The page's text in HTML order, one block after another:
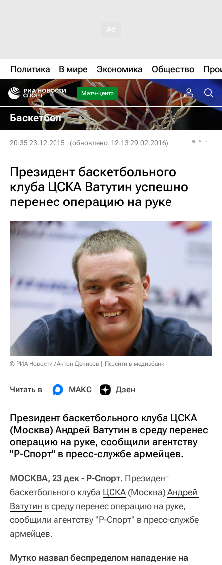
Политика В мире Экономика Общество
Матч-центр
Баскетбол
20:35 23.12.2015 (обновлено: 12:13 29.02.2016)
Президент баскетбольного
клуба ЦСКА Ватутин успешно
перенес операцию на руке
© РИА Новости / Антон Денисов Перейти в медиабанк
Читать в МАКС Дзен
Президент баскетбольного клуба ЦСКА
(Москва) Андрей Ватутин в среду перенес
операцию на руке, сообщили агентству
"Р-Спорт" в пресс-службе армейцев.
МОСКВА, 23 дек - Р-Спорт. Президент
баскетбольного клуба ЦСКА (Москва) Андрей
Ватутин в среду перенес операцию на руке,
сообщили агентству "Р-Спорт" в пресс-службе
армейцев.
Мутко назвал беспределом нападение на